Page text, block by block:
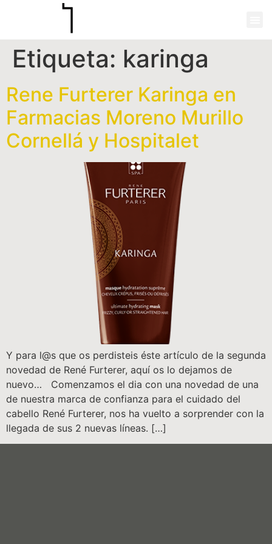
Etiqueta: karinga
Rene Furterer Karinga en
Farmacias Moreno Murillo
Cornellá y Hospitalet
Y para l@s que os perdisteis éste artículo de la segunda
novedad de René Furterer, aquí os lo dejamos de
nuevo… Comenzamos el dia con una novedad de una
de nuestra marca de confianza para el cuidado del
cabello René Furterer, nos ha vuelto a sorprender con la
llegada de sus 2 nuevas líneas. […]